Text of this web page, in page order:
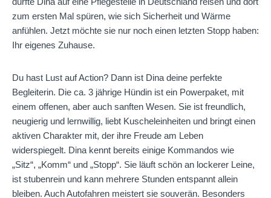
zum ersten Mal spüren, wie sich Sicherheit und Wärme
anfühlen. Jetzt möchte sie nur noch einen letzten Stopp haben:
Ihr eigenes Zuhause.
Du hast Lust auf Action? Dann ist Dina deine perfekte
Begleiterin. Die ca. 3 jährige Hündin ist ein Powerpaket, mit
einem offenen, aber auch sanften Wesen. Sie ist freundlich,
neugierig und lernwillig, liebt Kuscheleinheiten und bringt einen
aktiven Charakter mit, der ihre Freude am Leben
widerspiegelt. Dina kennt bereits einige Kommandos wie
„Sitz“, „Komm“ und „Stopp“. Sie läuft schön an lockerer Leine,
ist stubenrein und kann mehrere Stunden entspannt allein
bleiben. Auch Autofahren meistert sie souverän. Besonders